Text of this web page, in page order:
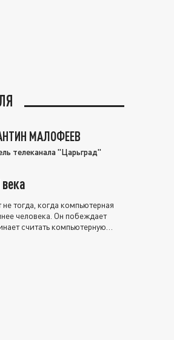
МАЛОФЕЕВ
телеканала "Царьград"
тогда, когда компьютерная
человека. Он побеждает
считать компьютерную